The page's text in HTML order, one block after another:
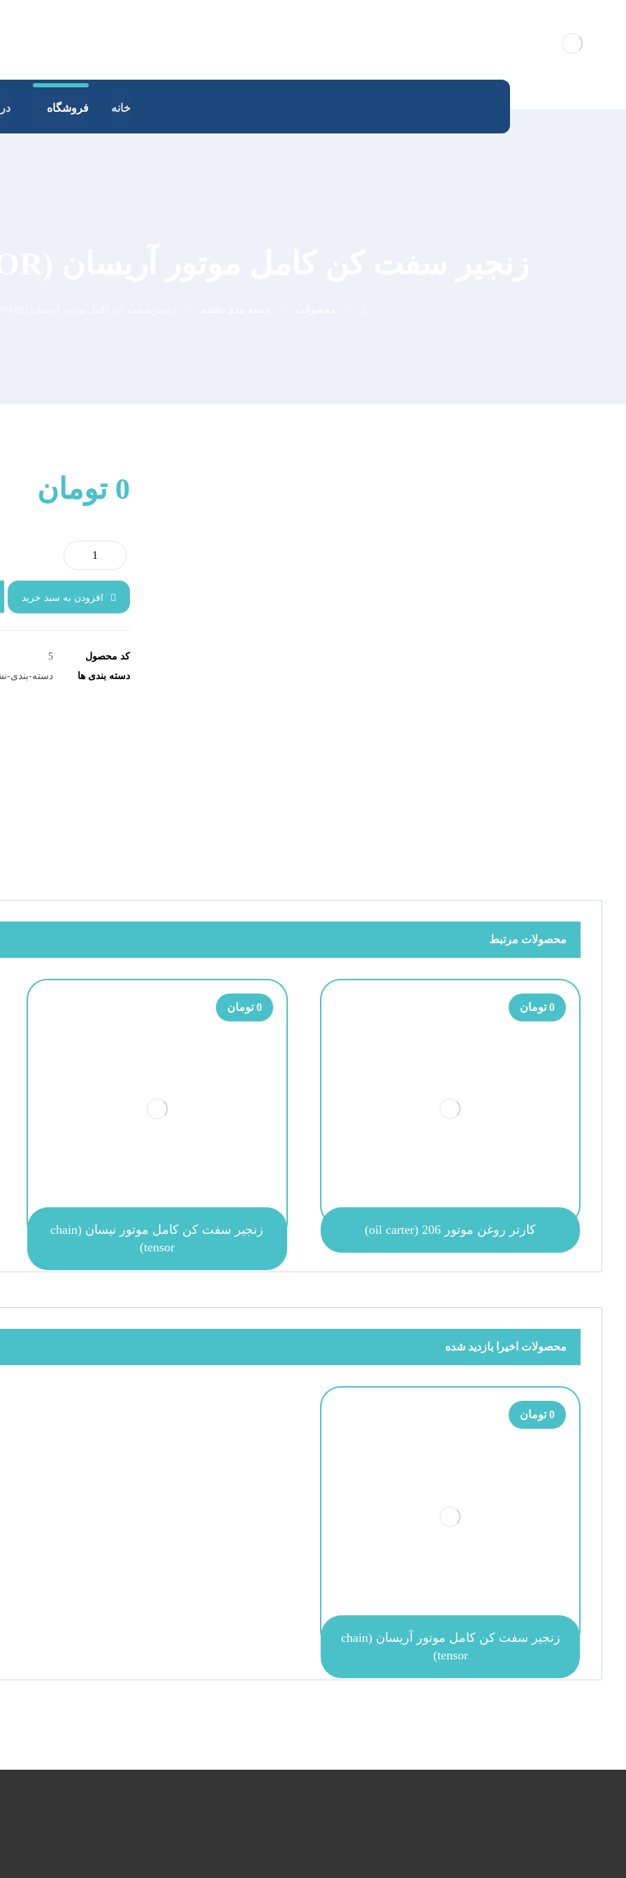
خانه فروشگاه
0 تومان
افزودن به سبد خرید
کد محصول
5
دسته بندی ها
دسته-بندی-
محصولات مرتبط
کارتر روغن موتور 206 (oil carter)
0 تومان
زنجیر سفت کن کامل موتور نیسان (chain
tensor)
0 تومان
محصولات اخیرا بازدید شده
زنجیر سفت کن کامل موتور آریسان (chain
tensor)
0 تومان